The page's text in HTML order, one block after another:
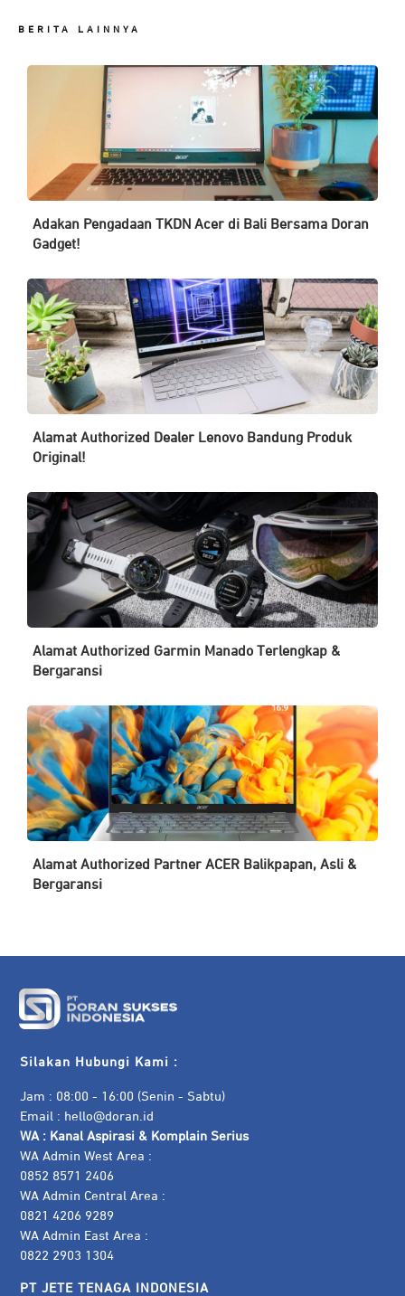
BERITA LAINNYA
Adakan Pengadaan TKDN Acer di Bali Bersama Doran
Gadget!
Alamat Authorized Dealer Lenovo Bandung Produk
Original!
Alamat Authorized Garmin Manado Terlengkap &
Bergaransi
Alamat Authorized Partner ACER Balikpapan, Asli &
Bergaransi
Silakan Hubungi Kami :
Jam : 08:00 - 16:00 (Senin - Sabtu)
Email : hello@doran.id
WA : Kanal Aspirasi & Komplain Serius
WA Admin West Area :
0852 8571 2406
WA Admin Central Area :
0821 4206 9289
WA Admin East Area :
0822 2903 1304
PT JETE TENAGA INDONESIA